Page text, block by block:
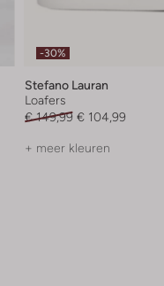
-30%
Stefano Lauran
Loafers
€ 149,99 € 104,99
+ meer kleuren